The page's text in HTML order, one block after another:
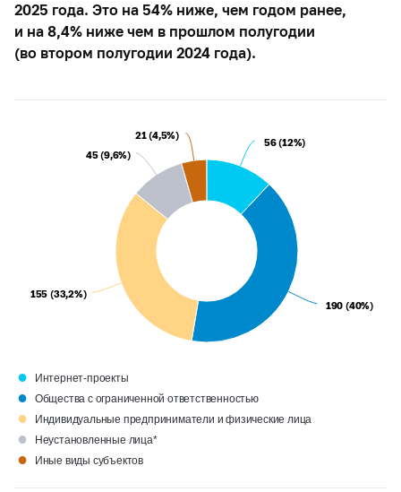
2025 года. Это на 54% ниже, чем годом ранее,
и на 8,4% ниже чем в прошлом полугодии
(во втором полугодии 2024 года).
56 (12%)
56 (12%)
190 (40%)
190 (40%)
155 (33,2%)
155 (33,2%)
45 (9,6%)
45 (9,6%)
21 (4,5%)
21 (4,5%)
● Интернет-проекты
● Общества с ограниченной ответственностью
● Индивидуальные предприниматели и физические лица
● Неустановленные лица*
● Иные виды субъектов